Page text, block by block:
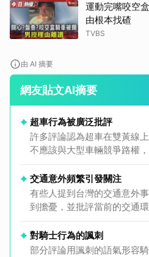
運動完嘴咬空
由根本找碴
TVBS
由 AI 摘要
網友貼文AI摘要
超車行為被廣泛批評
許多評論認為超車在雙黃線
不應該與大型車輛競爭路權
交通意外頻繁引發關注
有些人提到台灣的交通意外
到擔憂，並批評當前的交通
對騎士行為的諷刺
部分評論用諷刺的語氣形容